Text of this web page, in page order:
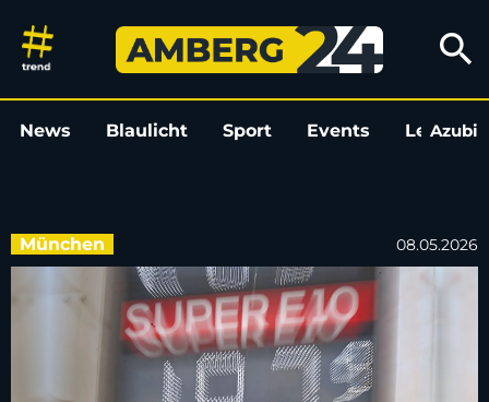
Spritpreise fallen auf tiefsten
search
News Blaulicht Sport Events LeoAzubi
München 08.05.2026